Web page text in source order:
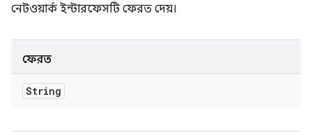
নেটওয়ার্ক ইন্টারফেসটি ফেরত দেয়।
ফেরত
String